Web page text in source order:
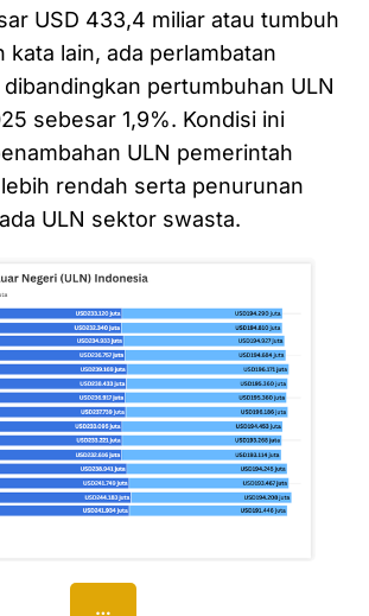
USD 433,4 miliar atau tumbuh
kata lain, ada perlambatan
pertumbuhan ULN
sebesar 1,9%. Kondisi ini
ULN pemerintah
rendah serta penurunan
ULN sektor swasta.
…